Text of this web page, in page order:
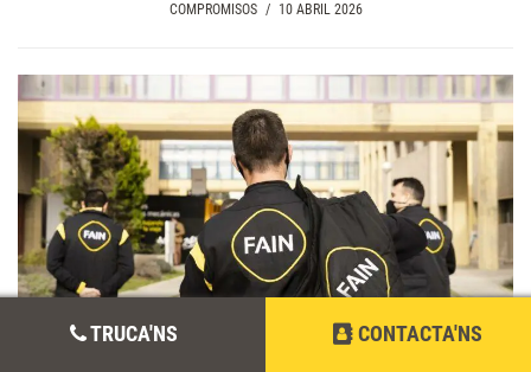
COMPROMISOS / 10 ABRIL 2026
TRUCA'NS CONTACTA'NS